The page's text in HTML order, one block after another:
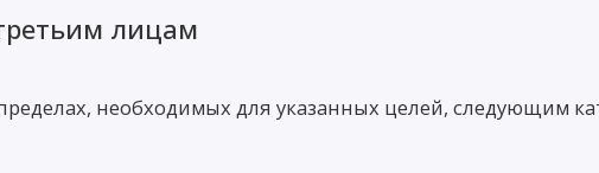
лицам
необходимых для указанных целей, следующим